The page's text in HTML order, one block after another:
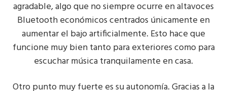
agradable, algo que no siempre ocurre en altavoces
Bluetooth económicos centrados únicamente en
aumentar el bajo artificialmente. Esto hace que
funcione muy bien tanto para exteriores como para
escuchar música tranquilamente en casa.
Otro punto muy fuerte es su autonomía. Gracias a la